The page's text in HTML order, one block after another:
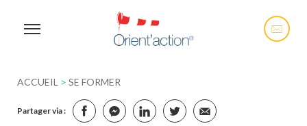
ACCUEIL > SE FORMER
Partager via :